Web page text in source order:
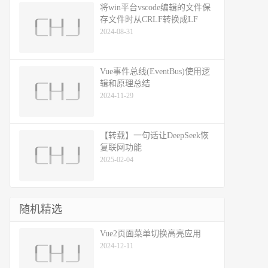
将win平台vscode编辑的文件保
存文件时从CRLF转换成LF
2024-08-31
Vue事件总线(EventBus)使用逻
辑和原理总结
2024-11-29
【转载】一句话让DeepSeek恢
复联网功能
2025-02-04
随机精选
Vue2页面菜单切换高亮应用
2024-12-11